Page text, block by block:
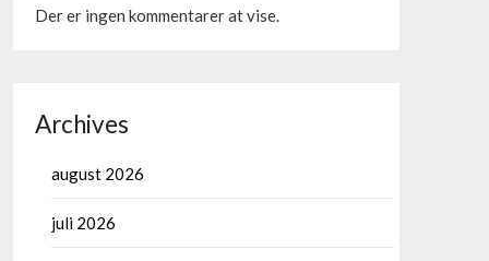
Der er ingen kommentarer at vise.
Archives
august 2026
juli 2026